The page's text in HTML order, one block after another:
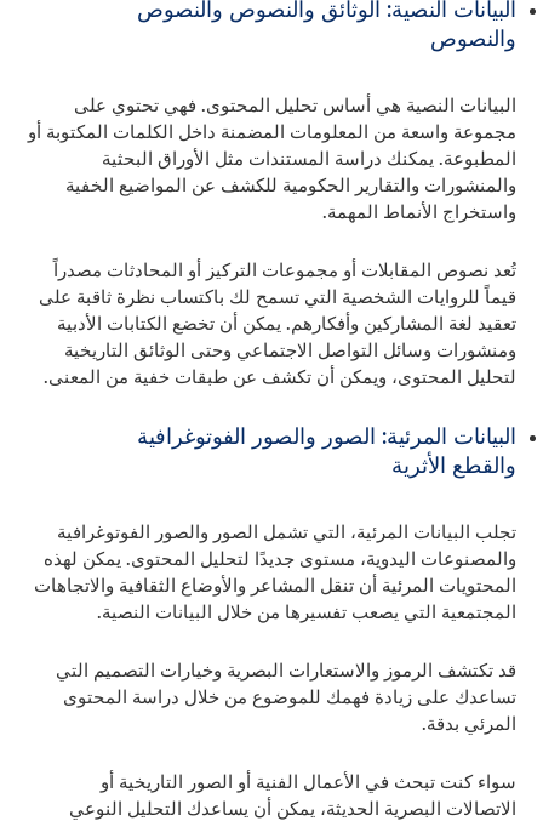
البيانات النصية: الوثائق والنصوص والنصوص
والنصوص
البيانات النصية هي أساس تحليل المحتوى. فهي تحتوي على
مجموعة واسعة من المعلومات المضمنة داخل الكلمات المكتوبة أو
المطبوعة. يمكنك دراسة المستندات مثل الأوراق البحثية
والمنشورات والتقارير الحكومية للكشف عن المواضيع الخفية
واستخراج الأنماط المهمة.
تُعد نصوص المقابلات أو مجموعات التركيز أو المحادثات مصدراً
قيماً للروايات الشخصية التي تسمح لك باكتساب نظرة ثاقبة على
تعقيد لغة المشاركين وأفكارهم. يمكن أن تخضع الكتابات الأدبية
ومنشورات وسائل التواصل الاجتماعي وحتى الوثائق التاريخية
لتحليل المحتوى، ويمكن أن تكشف عن طبقات خفية من المعنى.
البيانات المرئية: الصور والصور الفوتوغرافية
والقطع الأثرية
تجلب البيانات المرئية، التي تشمل الصور والصور الفوتوغرافية
والمصنوعات اليدوية، مستوى جديدًا لتحليل المحتوى. يمكن لهذه
المحتويات المرئية أن تنقل المشاعر والأوضاع الثقافية والاتجاهات
المجتمعية التي يصعب تفسيرها من خلال البيانات النصية.
قد تكتشف الرموز والاستعارات البصرية وخيارات التصميم التي
تساعدك على زيادة فهمك للموضوع من خلال دراسة المحتوى
المرئي بدقة.
سواء كنت تبحث في الأعمال الفنية أو الصور التاريخية أو
الاتصالات البصرية الحديثة، يمكن أن يساعدك التحليل النوعي